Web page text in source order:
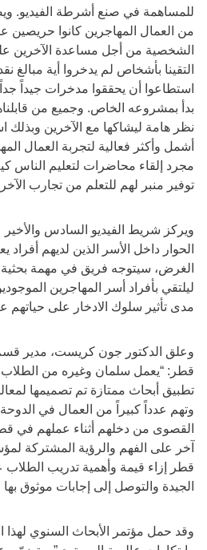
للمساهمة في صنع أشرطة الفيديو.
من العمال المهاجرين كانوا حريصين
الشخصية من أجل مساعدة الآخرين
التقينا بأشخاص لم يدخروا أية مبالغ
استطاعوا أن يحققوا مدخرات جيداً
بدأ بمشروعه الخاص. وجميع من
نظر هامة ليشاكها مع الآخرين
أشمل وأكثر فعالية لتجربة العمال
مجرد إلقاء محاضرات لتعليم الناس
توفير منبر لهم للتعلم من تجارب
ويركز شريط الفيديو السادس
الحوار داخل الأسر الذين لديهم أفراد
الغرض، سيتوجه فريق في مهمة بحثية
ليلتقي بأفراد أسر المهاجرين
مدى تأثير سلوك الادخار على حياتهم
وعلق الدكتور جون كريست، مدير
قطر: “يعمل سلمان وغيره من
تطبيق أبحاث ممتازة تم تصميمها
وتهم عدداً كبيراً من العمال في
القصوى من دخلهم أثناء عملهم في
آخر على الفهم والرؤية المشتركة
قطر إزاء قيمة وأهمية تدريب الطلاب
الجيدة والتوصل إلى إجابات موثوق
وقد حمل مؤتمر الأبحاث السنوي